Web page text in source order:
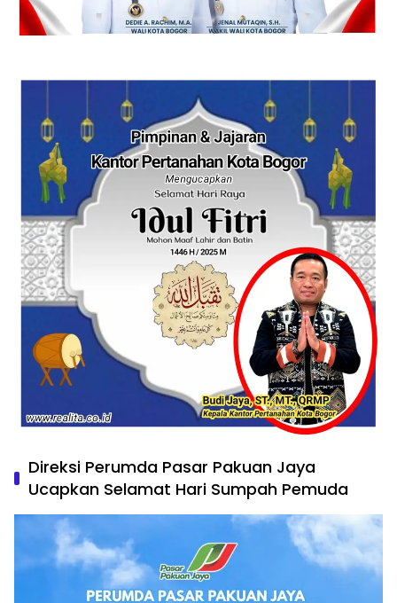
Direksi Perumda Pasar Pakuan Jaya
Ucapkan Selamat Hari Sumpah Pemuda